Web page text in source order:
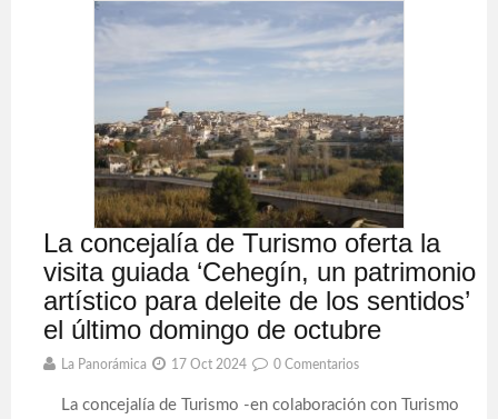
La concejalía de Turismo oferta la
visita guiada ‘Cehegín, un patrimonio
artístico para deleite de los sentidos’
el último domingo de octubre
La Panorámica 17 Oct 2024 0 Comentarios
La concejalía de Turismo -en colaboración con Turismo